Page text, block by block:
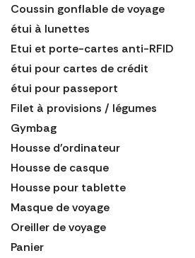
Coussin gonflable de voyage
étui à lunettes
Etui et porte-cartes anti-RFID
étui pour cartes de crédit
étui pour passeport
Filet à provisions / légumes
Gymbag
Housse d'ordinateur
Housse de casque
Housse pour tablette
Masque de voyage
Oreiller de voyage
Panier